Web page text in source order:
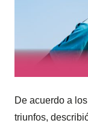
De acuerdo a
triunfos,